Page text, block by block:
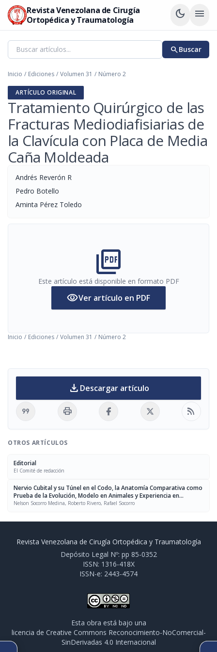
Revista Venezolana de Cirugía
Ortopédica y Traumatología
dark_mode menu
searchBuscar
Inicio / Ediciones / Volumen 31 / Número 2
ARTÍCULO ORIGINAL
Tratamiento Quirúrgico de las
Fracturas Mediodiafisiarias de
la Clavícula con Placa de Media
Caña Moldeada
Andrés Reverón R
Pedro Botello
Aminta Pérez Toledo
picture_as_pdf
Este artículo está disponible en formato PDF
visibilityVer artículo en PDF
Inicio / Ediciones / Volumen 31 / Número 2
download Descargar artículo
format_quote print rss_feed
OTROS ARTÍCULOS
Editorial
El Comité de redacción
Nervio Cubital y su Túnel en el Codo, la Anatomía Comparativa como
Prueba de la Evolución, Modelo en Animales y Experiencia en
Humanos con una Técnica para la Transposición
Nelson Socorro Medina, Roberto Rivero, Rafael Socorro
Revista Venezolana de Cirugía Ortopédica y Traumatología
Depósito Legal Nº: pp 85-0352
ISSN: 1316-418X
ISSN-e: 2443-4574
Esta obra está bajo una
licencia de Creative Commons Reconocimiento-NoComercial-
SinDerivadas 4.0 Internacional